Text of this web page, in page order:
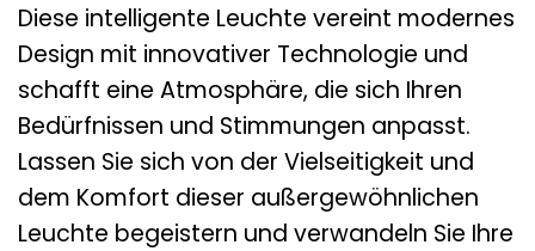
Diese intelligente Leuchte vereint modernes
Design mit innovativer Technologie und
schafft eine Atmosphäre, die sich Ihren
Bedürfnissen und Stimmungen anpasst.
Lassen Sie sich von der Vielseitigkeit und
dem Komfort dieser außergewöhnlichen
Leuchte begeistern und verwandeln Sie Ihre